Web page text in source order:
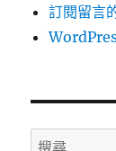
訂閱留言
搜